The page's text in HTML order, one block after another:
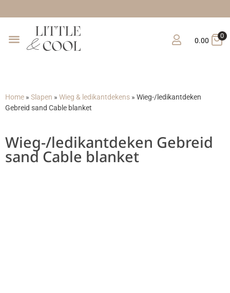
0.00
0
Home » Slapen » Wieg & ledikantdekens » Wieg-/ledikantdeken
Gebreid sand Cable blanket
Wieg-/ledikantdeken Gebreid
sand Cable blanket